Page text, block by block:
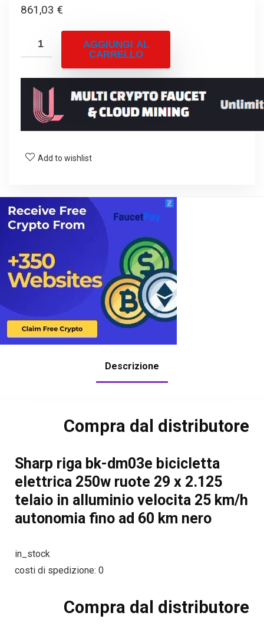
861,03 €
AGGIUNGI AL
CARRELLO
Add to wishlist
Descrizione
Compra dal distributore
Sharp riga bk-dm03e bicicletta
elettrica 250w ruote 29 x 2.125
telaio in alluminio velocita 25 km/h
autonomia fino ad 60 km nero
in_stock
costi di spedizione: 0
Compra dal distributore